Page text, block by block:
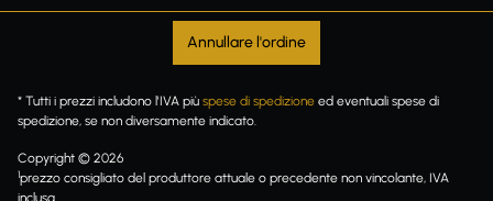
Annullare l'ordine
* Tutti i prezzi includono l'IVA più spese di spedizione ed eventuali spese di
spedizione, se non diversamente indicato.
Copyright © 2026
1prezzo consigliato del produttore attuale o precedente non vincolante, IVA
inclusa.